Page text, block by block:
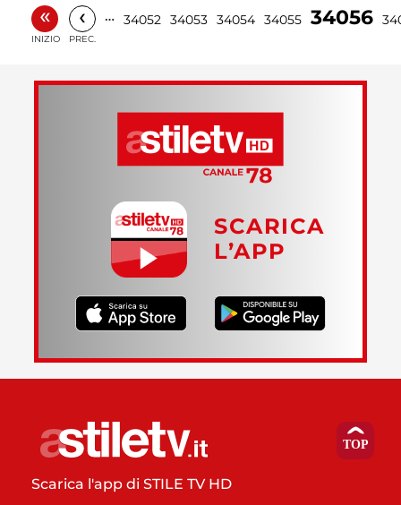
«
INIZIO
‹
PREC.
… 34052 34053 34054 34055 34056
SCARICA
L’APP
Scarica l'app di STILE TV HD